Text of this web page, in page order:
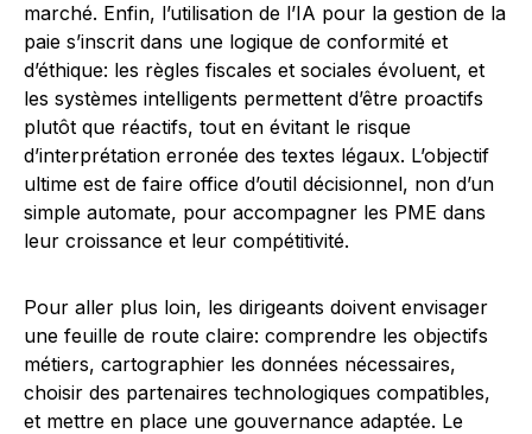
marché. Enfin, l’utilisation de l’IA pour la gestion de la
paie s’inscrit dans une logique de conformité et
d’éthique: les règles fiscales et sociales évoluent, et
les systèmes intelligents permettent d’être proactifs
plutôt que réactifs, tout en évitant le risque
d’interprétation erronée des textes légaux. L’objectif
ultime est de faire office d’outil décisionnel, non d’un
simple automate, pour accompagner les PME dans
leur croissance et leur compétitivité.
Pour aller plus loin, les dirigeants doivent envisager
une feuille de route claire: comprendre les objectifs
métiers, cartographier les données nécessaires,
choisir des partenaires technologiques compatibles,
et mettre en place une gouvernance adaptée. Le